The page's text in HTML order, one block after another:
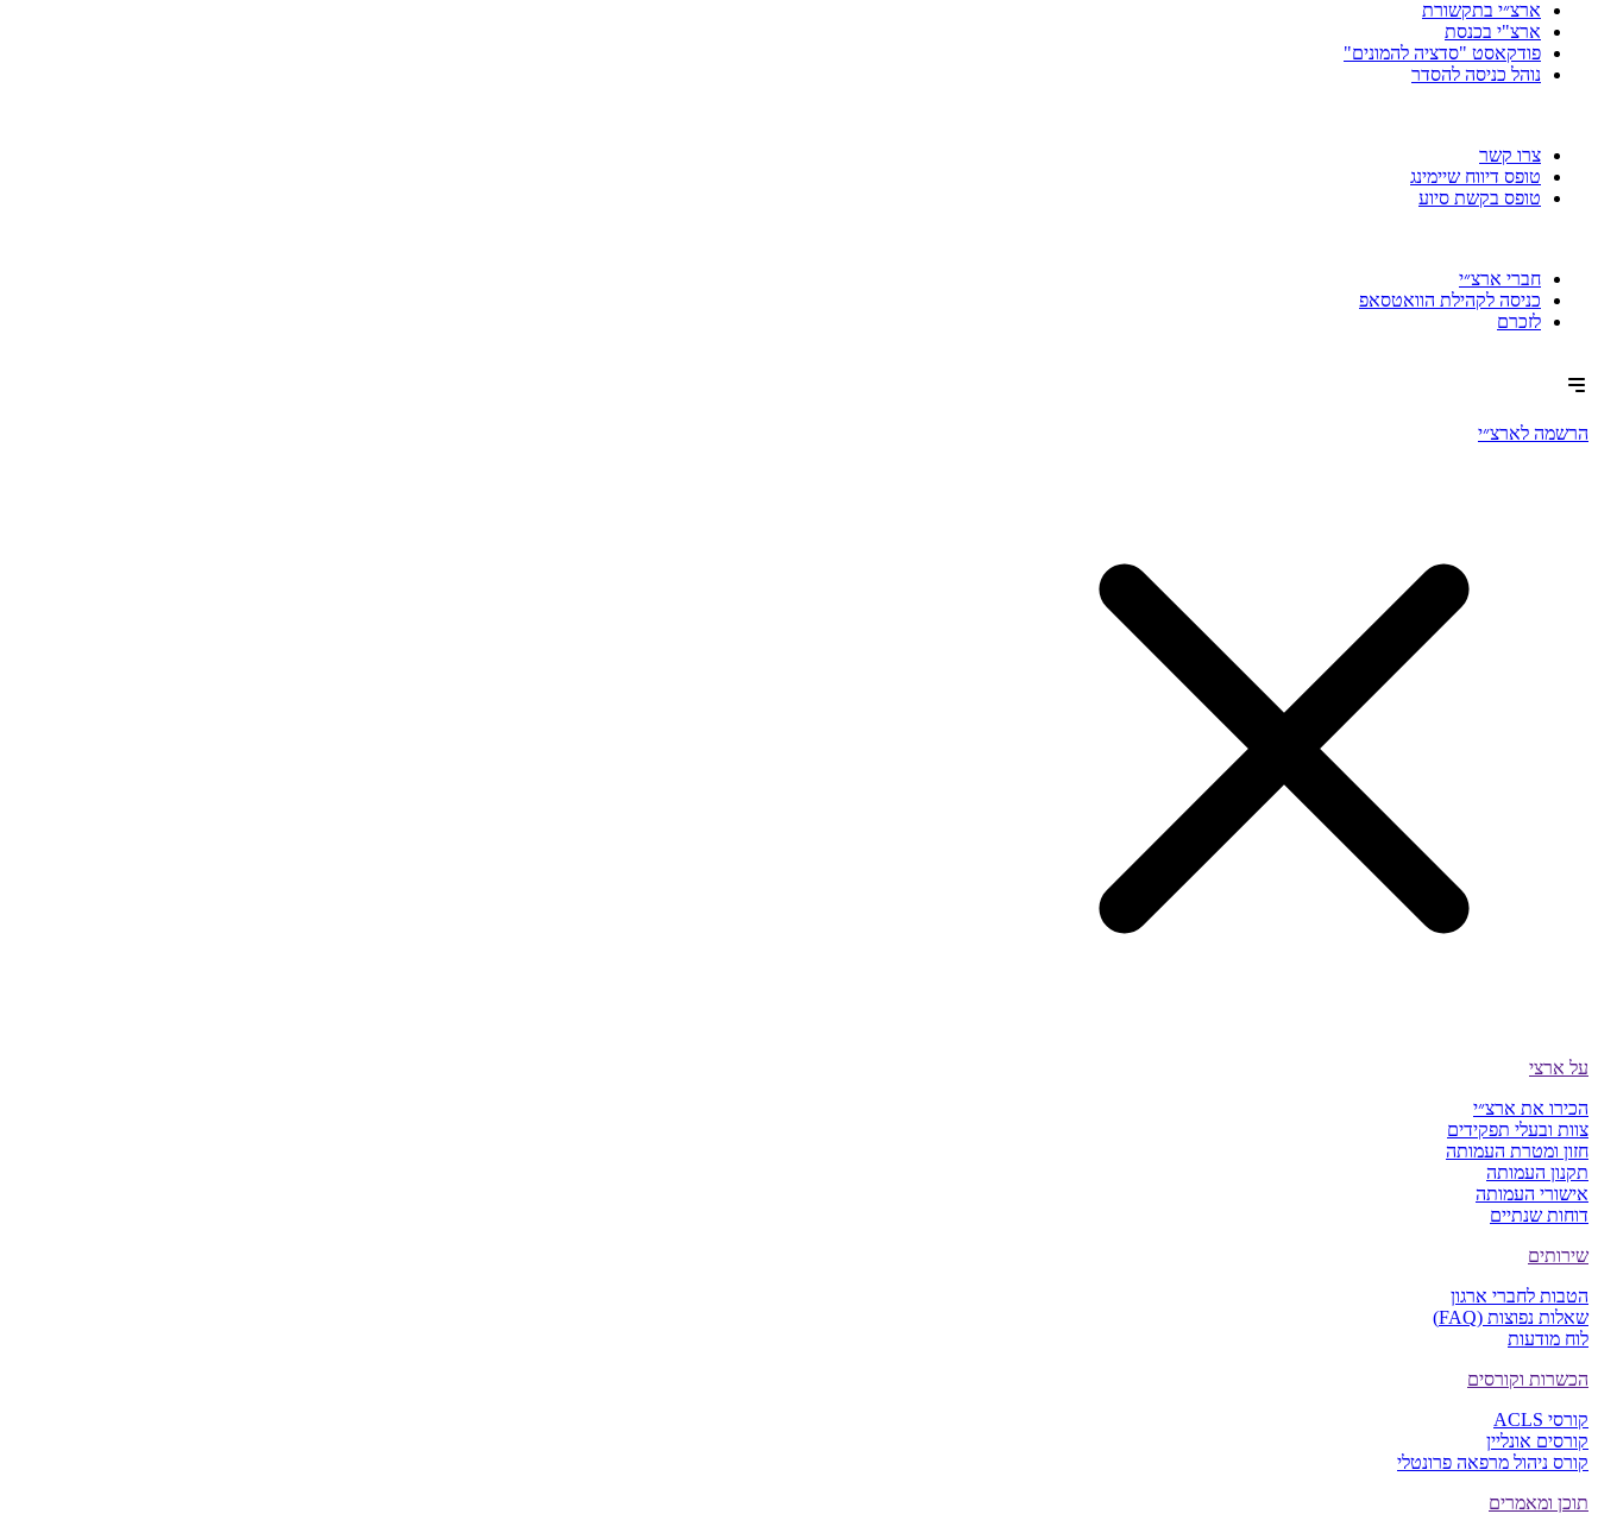
ארצ״י בתקשורת
ארצ"י בכנסת
פודקאסט "סדציה להמונים"
נוהל כניסה להסדר
צרו קשר
טופס דיווח שיימינג
טופס בקשת סיוע
חברי ארצ״י
כניסה לקהילת הוואטסאפ
לזכרם
הרשמה לארצ״י
על ארצי
הכירו את ארצ״י
צוות ובעלי תפקידים
חזון ומטרת העמותה
תקנון העמותה
אישורי העמותה
דוחות שנתיים
שירותים
הטבות לחברי ארגון
שאלות נפוצות (FAQ)
לוח מודעות
הכשרות וקורסים
קורסי ACLS
קורסים אונליין
קורס ניהול מרפאה פרונטלי
תוכן ומאמרים